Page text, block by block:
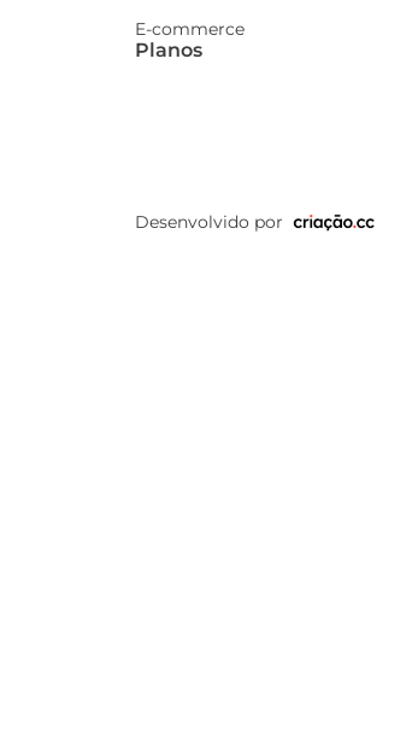
E-commerce
Planos
Desenvolvido por